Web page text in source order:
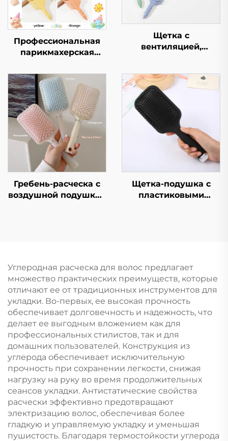
Профессиональная
парикмахерская
детей, макаронная
расцветка, полая
конструкция,
овальная форма,
нейлоновый
материал,
индивидуальный
логотип, массажная
щетка для волос
Щетка с
вентиляцией,
головы, изделия для
волос, не
запутывающиеся,
легкие,
антистатические
щетки для волос
Гребень-расческа с
воздушной подушкой
большой массажной
воздушной подушкой
для ежедневного
использования
Щетка-подушка с
пластиковыми
Углеродная расческа для волос предлагает
множество практических преимуществ, которые
отличают ее от традиционных инструментов для
укладки. Во-первых, ее высокая прочность
обеспечивает долговечность и надежность, что
делает ее выгодным вложением как для
профессиональных стилистов, так и для
домашних пользователей. Конструкция из
углерода обеспечивает исключительную
прочность при сохранении легкости, снижая
нагрузку на руку во время продолжительных
сеансов укладки. Антистатические свойства
расчески эффективно предотвращают
электризацию волос, обеспечивая более
гладкую и управляемую укладку и уменьшая
пушистость. Благодаря термостойкости углерода